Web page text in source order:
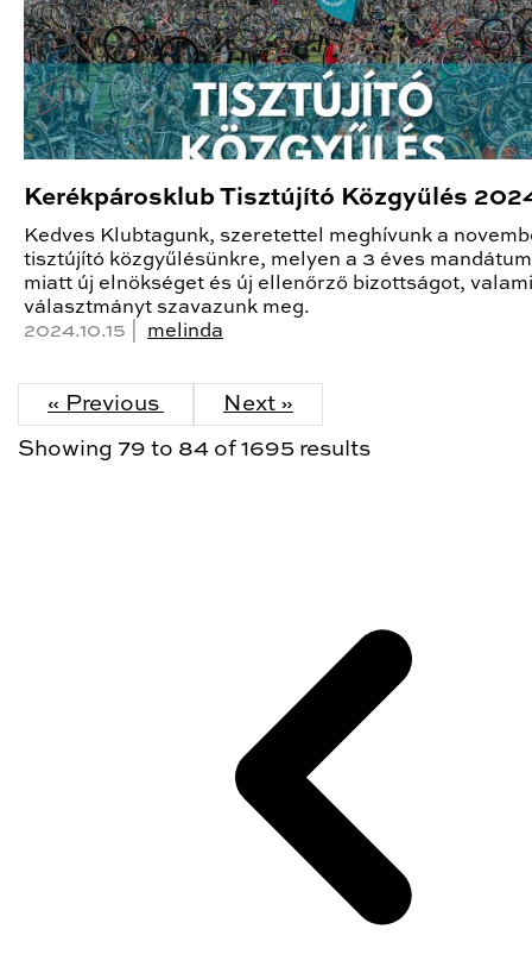
Kerékpárosklub Tisztújító Közgyűlés
Kedves Klubtagunk, szeretettel meghívunk a
tisztújító közgyűlésünkre, melyen a 3 éves
miatt új elnökséget és új ellenőrző bizottságot,
választmányt szavazunk meg.
2024.10.15 | melinda
« Previous Next »
Showing 79 to 84 of 1695 results